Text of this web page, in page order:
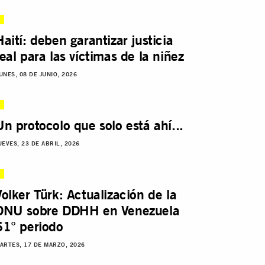
deben garantizar justicia
para las víctimas de la niñez
08 DE JUNIO, 2026
protocolo que solo está ahí...
23 DE ABRIL, 2026
Türk: Actualización de la
sobre DDHH en Venezuela
periodo
17 DE MARZO, 2026